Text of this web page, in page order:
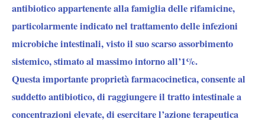
antibiotico appartenente alla famiglia delle rifamicine,
particolarmente indicato nel trattamento delle infezioni
microbiche intestinali, visto il suo scarso assorbimento
sistemico, stimato al massimo intorno all’1%.
Questa importante proprietà farmacocinetica, consente al
suddetto antibiotico, di raggiungere il tratto intestinale a
concentrazioni elevate, di esercitare l’azione terapeutica